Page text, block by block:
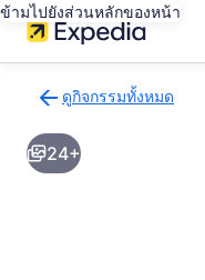
ข้ามไปยังส่วนหลักของหน้า
ดูกิจกรรมทั้งหมด
ไป
ยัง
หน้า
24+